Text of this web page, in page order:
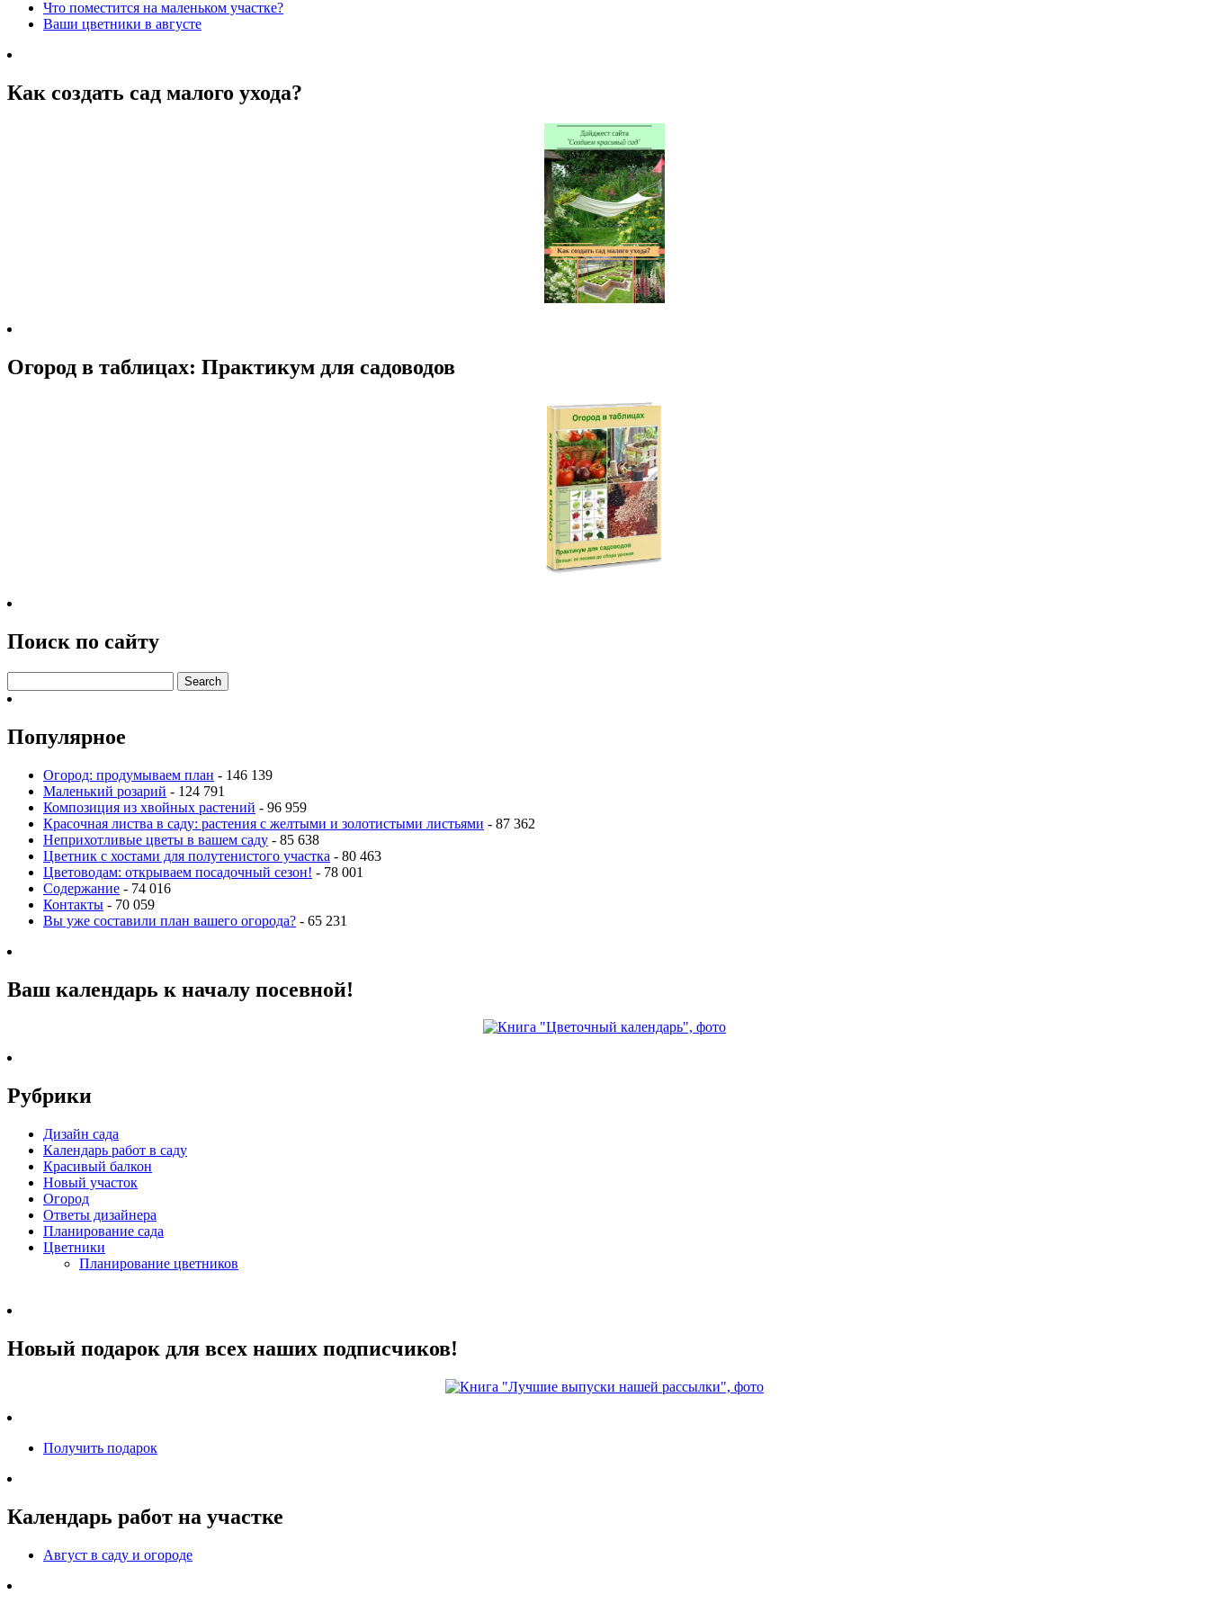
Что поместится на маленьком участке?
Ваши цветники в августе
Как создать сад малого ухода?
Огород в таблицах: Практикум для садоводов
Поиск по сайту
Популярное
Огород: продумываем план - 146 139
Маленький розарий - 124 791
Композиция из хвойных растений - 96 959
Красочная листва в саду: растения с желтыми и золотистыми листьями - 87 362
Неприхотливые цветы в вашем саду - 85 638
Цветник с хостами для полутенистого участка - 80 463
Цветоводам: открываем посадочный сезон! - 78 001
Содержание - 74 016
Контакты - 70 059
Вы уже составили план вашего огорода? - 65 231
Ваш календарь к началу посевной!
Рубрики
Дизайн сада
Календарь работ в саду
Красивый балкон
Новый участок
Огород
Ответы дизайнера
Планирование сада
Цветники
Планирование цветников
Новый подарок для всех наших подписчиков!
Получить подарок
Календарь работ на участке
Август в саду и огороде